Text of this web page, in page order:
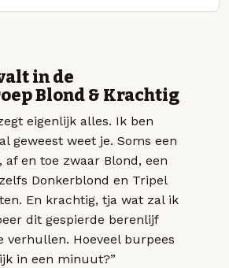
in de
Blond & Krachtig
eigenlijk alles. Ik ben
geweest weet je. Soms een
af en toe zwaar Blond, een
Donkerblond en Tripel
En krachtig, tja wat zal ik
dit gespierde berenlijf
verhullen. Hoeveel burpees
in een minuut?”